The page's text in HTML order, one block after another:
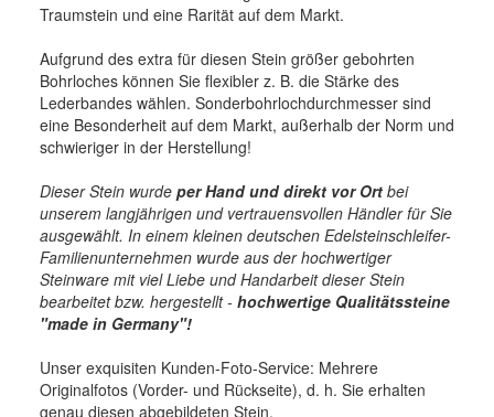
Traumstein und eine Rarität auf dem Markt.
Aufgrund des extra für diesen Stein größer gebohrten
Bohrloches können Sie flexibler z. B. die Stärke des
Lederbandes wählen. Sonderbohrlochdurchmesser sind
eine Besonderheit auf dem Markt, außerhalb der Norm und
schwieriger in der Herstellung!
Dieser Stein wurde per Hand und direkt vor Ort bei
unserem langjährigen und vertrauensvollen Händler für Sie
ausgewählt. In einem kleinen deutschen Edelsteinschleifer-
Familienunternehmen wurde aus der hochwertiger
Steinware mit viel Liebe und Handarbeit dieser Stein
bearbeitet bzw. hergestellt - hochwertige Qualitätssteine
"made in Germany"!
Unser exquisiten Kunden-Foto-Service: Mehrere
Originalfotos (Vorder- und Rückseite), d. h. Sie erhalten
genau diesen abgebildeten Stein.